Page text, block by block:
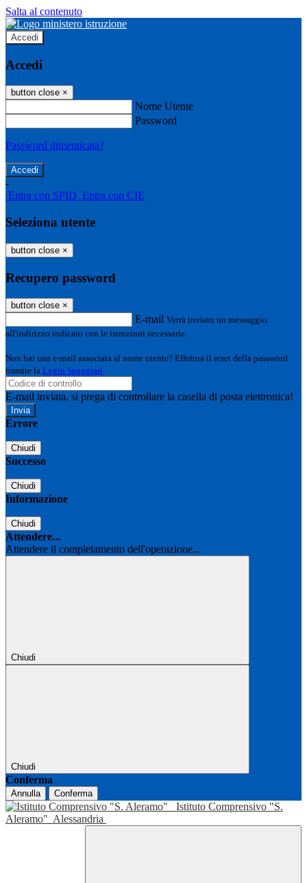
Salta al contenuto
Accedi
Accedi
button close ×
Nome Utente
Password
Password dimenticata?
-
Entra con SPID Entra con CIE
Seleziona utente
button close ×
Recupero password
button close ×
E-mail Verrà inviato un messaggio
all'indirizzo indicato con le istruzioni necessarie.
Non hai una e-mail associata al nome utente? Effettua il reset della password
tramite la Login Spaggiari
E-mail inviata, si prega di controllare la casella di posta elettronica!
Errore
Chiudi
Successo
Chiudi
Informazione
Chiudi
Attendere...
Attendere il completamento dell'operazione...
Chiudi
Chiudi
Conferma
Annulla Conferma
Istituto Comprensivo "S.
Aleramo" Alessandria